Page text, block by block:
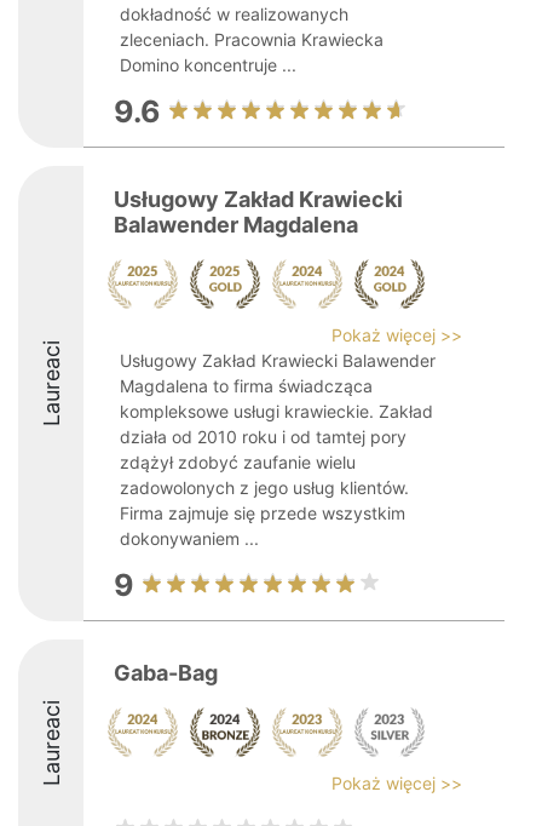
dokładność w realizowanych
zleceniach. Pracownia Krawiecka
Domino koncentruje ...
9.6
Laureaci
Usługowy Zakład Krawiecki
Balawender Magdalena
Pokaż więcej >>
Usługowy Zakład Krawiecki Balawender
Magdalena to firma świadcząca
kompleksowe usługi krawieckie. Zakład
działa od 2010 roku i od tamtej pory
zdążył zdobyć zaufanie wielu
zadowolonych z jego usług klientów.
Firma zajmuje się przede wszystkim
dokonywaniem ...
9
Laureaci
Gaba-Bag
Pokaż więcej >>